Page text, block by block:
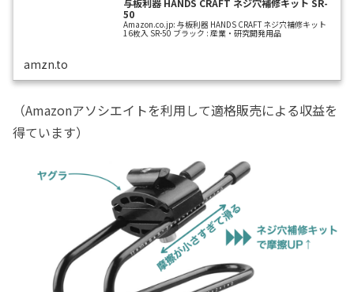
50
Amazon.co.jp: 与板利器 HANDS CRAFT ネジ穴補修キット
16枚入 SR-50 ブラック : 産業・研究開発用品
amzn.to
（Amazonアソシエイトを利用して適格販売による収益を
得ています）